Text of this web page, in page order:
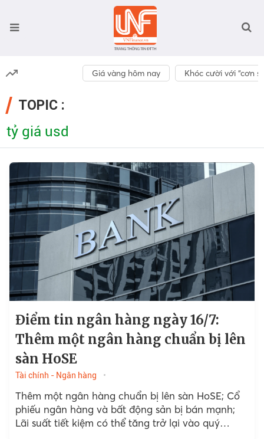
Giá vàng hôm nay Khóc cười với “cơn
TOPIC :
tỷ giá usd
Điểm tin ngân hàng ngày 16/7:
Thêm một ngân hàng chuẩn bị lên
sàn HoSE
Tài chính - Ngân hàng
Thêm một ngân hàng chuẩn bị lên sàn HoSE; Cổ
phiếu ngân hàng và bất động sản bị bán mạnh;
Lãi suất tiết kiệm có thể tăng trở lại vào quý